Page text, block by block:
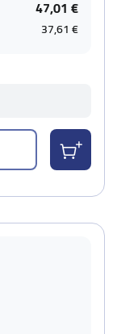
47,01 €
37,61 €